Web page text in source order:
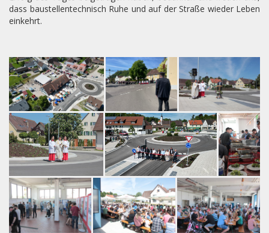
dass baustellentechnisch Ruhe und auf der Straße wieder Leben
einkehrt.